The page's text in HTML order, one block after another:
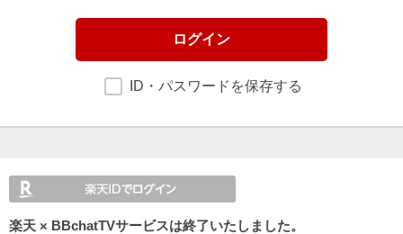
ログイン
ID・パスワードを保存する
楽天 × BBchatTVサービスは終了いたしました。